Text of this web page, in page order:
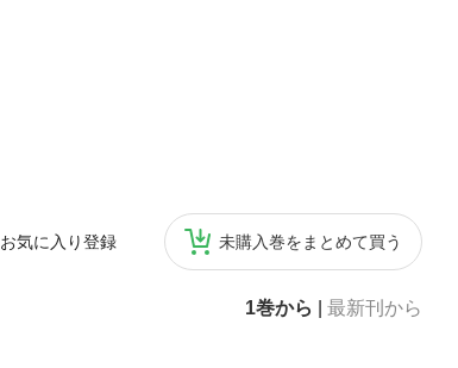
お気に入り登録 未購入巻をまとめて買う
1巻から 最新刊から